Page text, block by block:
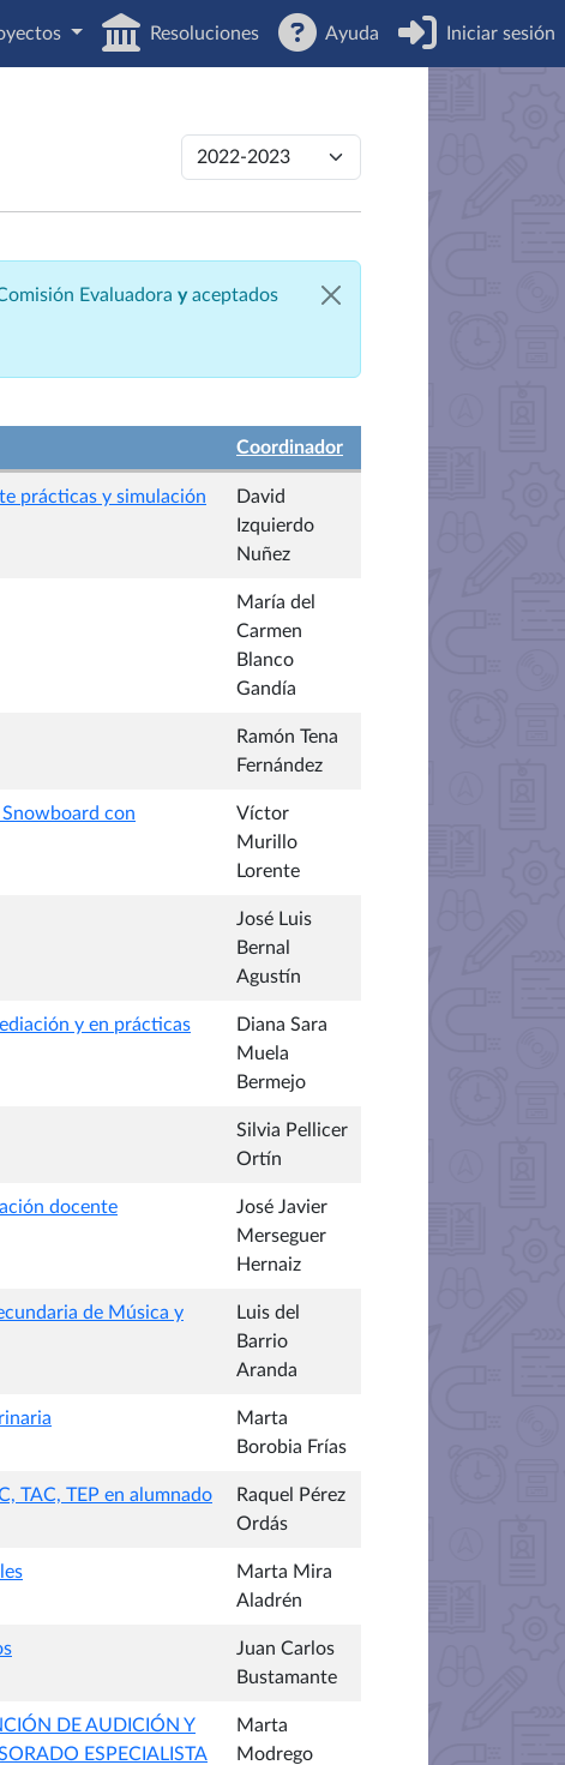
Resoluciones Ayuda Iniciar sesión
Evaluadora yaceptados
Coordinador
prácticas y simulación
David
Izquierdo
Nuñez
María del
Carmen
Blanco
Gandía
Ramón Tena
Fernández
con
Víctor
Murillo
Lorente
José Luis
Bernal
Agustín
y en prácticas
Diana Sara
Muela
Bermejo
Silvia Pellicer
Ortín
docente
José Javier
Merseguer
Hernaiz
de Música y
Luis del
Barrio
Aranda
Marta
Borobia Frías
TAC, TEP en alumnado
Raquel Pérez
Ordás
Marta Mira
Aladrén
Juan Carlos
Bustamante
DE AUDICIÓN Y
ESPECIALISTA
Marta
Modrego